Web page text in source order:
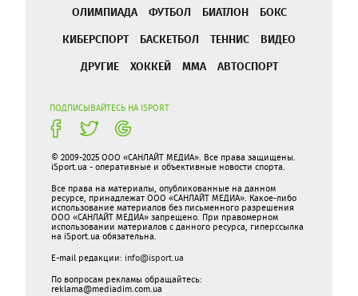
ОЛИМПИАДА ФУТБОЛ БИАТЛОН
БОКС
КИБЕРСПОРТ
БАСКЕТБОЛ ТЕННИС
ВИДЕО
ДРУГИЕ
ХОККЕЙ ММА АВТОСПОРТ
ПОДПИСЫВАЙТЕСЬ НА ISPORT
© 2009-2025 ООО «САНЛАЙТ МЕДИА». Все права защищены.
iSport.ua - оперативные и объективные новости спорта.
Все права на материалы, опубликованные на данном
ресурсе, принадлежат ООО «САНЛАЙТ МЕДИА». Какое-либо
использование материалов без письменного разрешения
ООО «САНЛАЙТ МЕДИА» запрещено. При правомерном
использовании материалов с данного ресурса, гиперссылка
на iSport.ua обязательна.
E-mail редакции: info@isport.ua
По вопросам рекламы обращайтесь:
reklama@mediadim.com.ua